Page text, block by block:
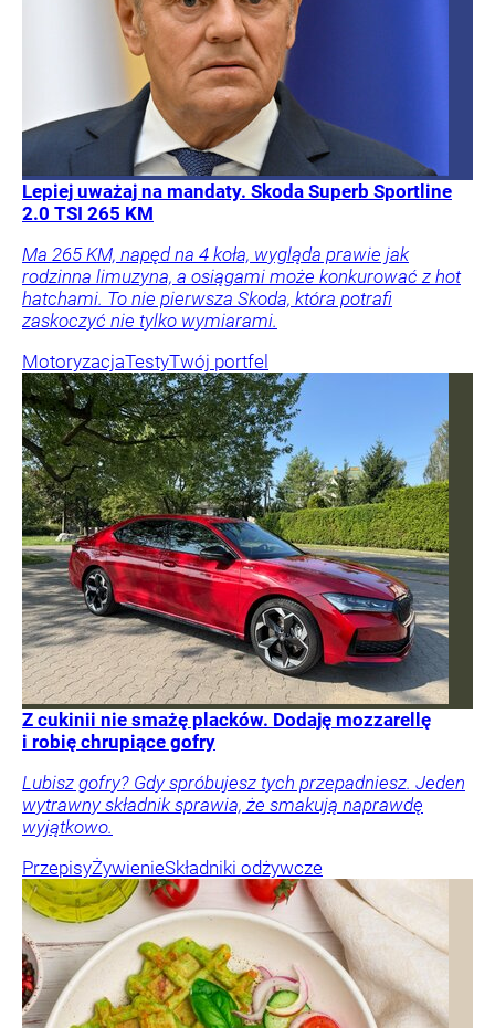
Lepiej uważaj na mandaty. Skoda Superb Sportline
2.0 TSI 265 KM
Ma 265 KM, napęd na 4 koła, wygląda prawie jak
rodzinna limuzyna, a osiągami może konkurować z hot
hatchami. To nie pierwsza Skoda, która potrafi
zaskoczyć nie tylko wymiarami.
MotoryzacjaTestyTwój portfel
Z cukinii nie smażę placków. Dodaję mozzarellę
i robię chrupiące gofry
Lubisz gofry? Gdy spróbujesz tych przepadniesz. Jeden
wytrawny składnik sprawia, że smakują naprawdę
wyjątkowo.
PrzepisyŻywienieSkładniki odżywcze